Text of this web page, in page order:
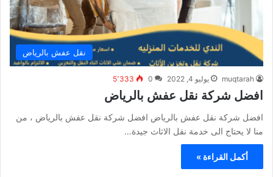
نقل عفش بالرياض
muqtarah يوليو 4, 2022 0 5٬333
افضل شركة نقل عفش بالرياض
افضل شركة نقل عفش بالرياض افضل شركة نقل عفش بالرياض ، من
منا لا يحتاج الى خدمة نقل الاثاث جيدة…
أكمل القراءة »